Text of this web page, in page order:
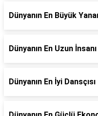
Dünyanın En Büyük
Dünyanın En Uzun
Dünyanın En İyi Dansçısı